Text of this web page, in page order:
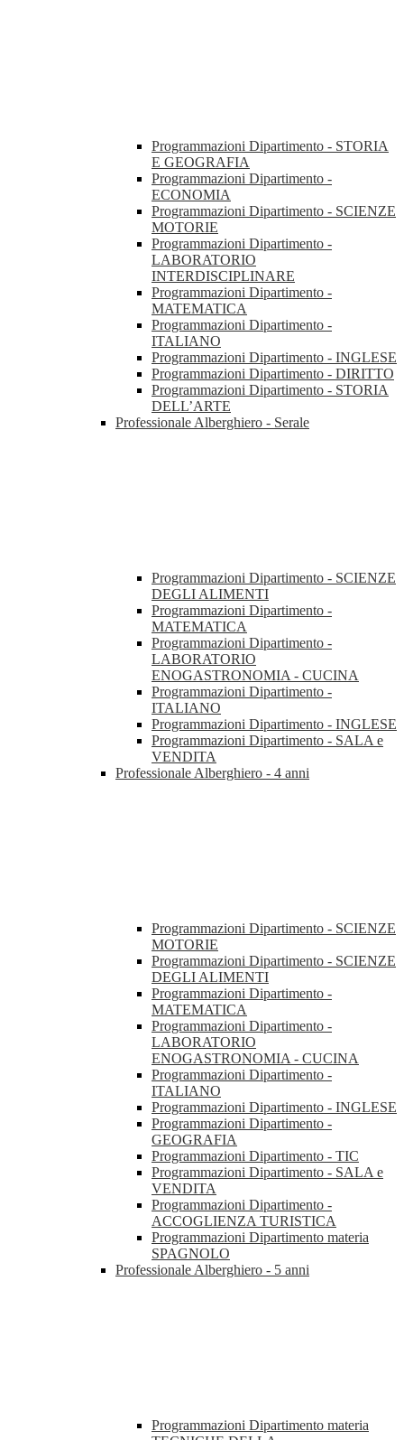
Programmazioni Dipartimento - STORIA
E GEOGRAFIA
Programmazioni Dipartimento -
ECONOMIA
Programmazioni Dipartimento - SCIENZE
MOTORIE
Programmazioni Dipartimento -
LABORATORIO
INTERDISCIPLINARE
Programmazioni Dipartimento -
MATEMATICA
Programmazioni Dipartimento -
ITALIANO
Programmazioni Dipartimento - INGLESE
Programmazioni Dipartimento - DIRITTO
Programmazioni Dipartimento - STORIA
DELL’ARTE
Professionale Alberghiero - Serale
Programmazioni Dipartimento - SCIENZE
DEGLI ALIMENTI
Programmazioni Dipartimento -
MATEMATICA
Programmazioni Dipartimento -
LABORATORIO
ENOGASTRONOMIA - CUCINA
Programmazioni Dipartimento -
ITALIANO
Programmazioni Dipartimento - INGLESE
Programmazioni Dipartimento - SALA e
VENDITA
Professionale Alberghiero - 4 anni
Programmazioni Dipartimento - SCIENZE
MOTORIE
Programmazioni Dipartimento - SCIENZE
DEGLI ALIMENTI
Programmazioni Dipartimento -
MATEMATICA
Programmazioni Dipartimento -
LABORATORIO
ENOGASTRONOMIA - CUCINA
Programmazioni Dipartimento -
ITALIANO
Programmazioni Dipartimento - INGLESE
Programmazioni Dipartimento -
GEOGRAFIA
Programmazioni Dipartimento - TIC
Programmazioni Dipartimento - SALA e
VENDITA
Programmazioni Dipartimento -
ACCOGLIENZA TURISTICA
Programmazioni Dipartimento materia
SPAGNOLO
Professionale Alberghiero - 5 anni
Programmazioni Dipartimento materia